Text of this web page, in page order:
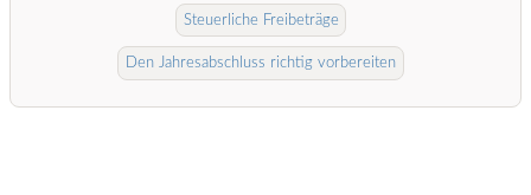
Steuerliche Freibeträge
Den Jahresabschluss richtig vorbereiten